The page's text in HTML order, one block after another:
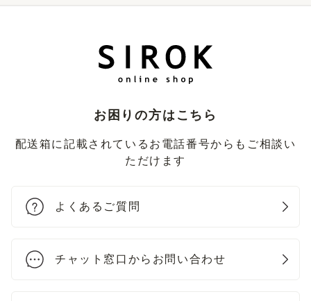
お困りの方はこちら
配送箱に記載されているお電話番号からもご相談い
ただけます
よくあるご質問
チャット窓口からお問い合わせ